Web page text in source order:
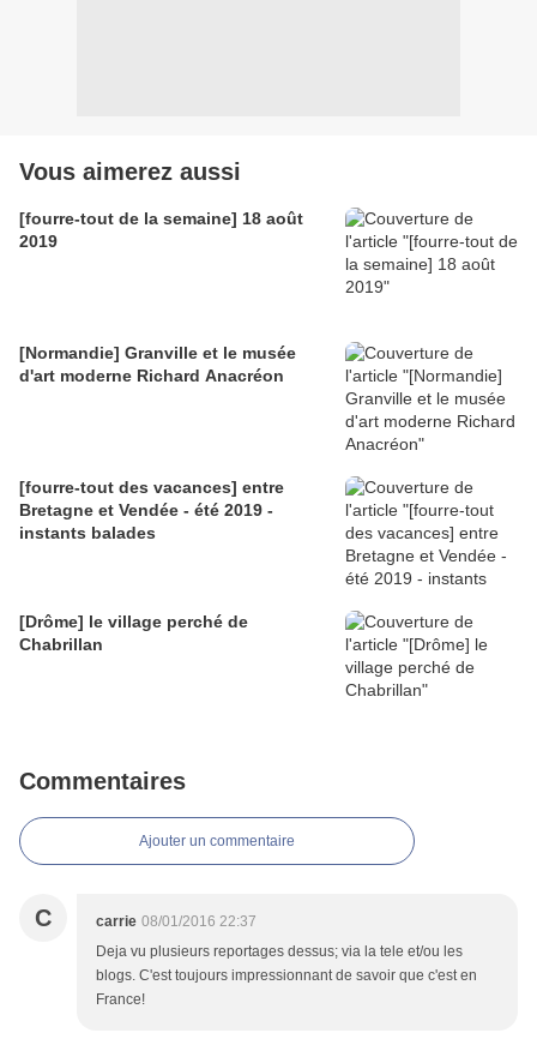
Vous aimerez aussi
[fourre-tout de la semaine] 18 août
2019
[Normandie] Granville et le musée
d'art moderne Richard Anacréon
[fourre-tout des vacances] entre
Bretagne et Vendée - été 2019 -
instants balades
[Drôme] le village perché de
Chabrillan
Commentaires
Ajouter un commentaire
C carrie 08/01/2016 22:37
Deja vu plusieurs reportages dessus; via la tele et/ou les
blogs. C'est toujours impressionnant de savoir que c'est en
France!